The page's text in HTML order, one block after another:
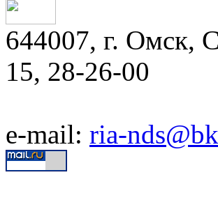
644007, г. Омск,
15, 28-26-00
e-mail: ria-